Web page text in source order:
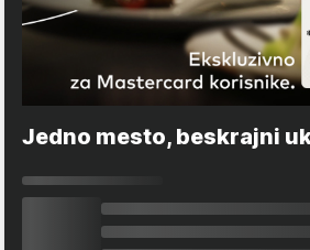
Jedno mesto, beskrajni